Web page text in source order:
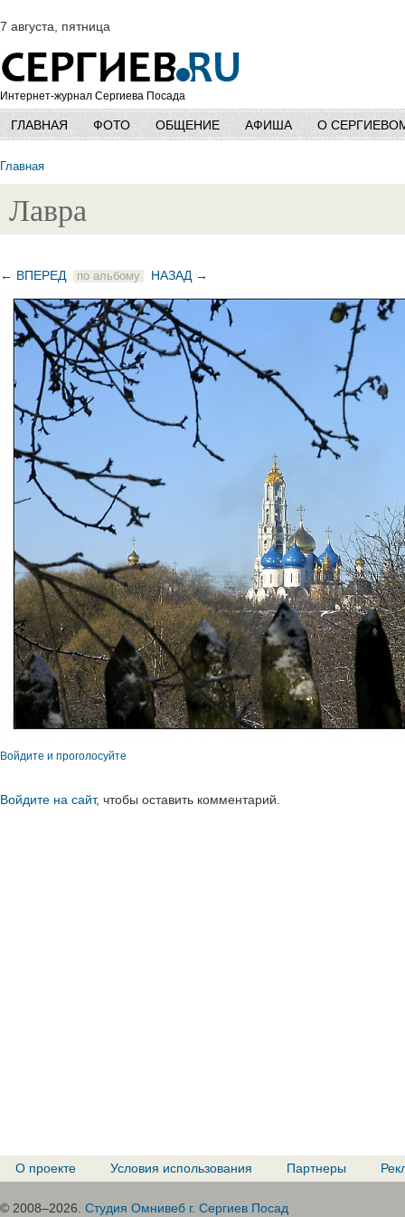
7 августа, пятница
Интернет-журнал Сергиева Посада
ГЛАВНАЯ ФОТО ОБЩЕНИЕ АФИША О
Главная
Лавра
← ВПЕРЕД по альбому НАЗАД →
Войдите и проголосуйте
Войдите на сайт, чтобы оставить комментарий.
О проекте Условия использования Партнеры
© 2008–2026. Студия Омнивеб г. Сергиев Посад